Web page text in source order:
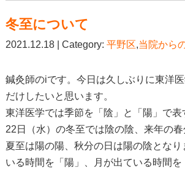
冬至について
2021.12.18 | Category: 平野区,当院から
鍼灸師のiです。今日は久しぶりに東洋
だけしたいと思います。
東洋医学では季節を「陰」と「陽」で表
22日（水）の冬至では陰の陰、来年の春
夏至は陽の陽、秋分の日は陽の陰となり
いる時間を「陽」、月が出ている時間